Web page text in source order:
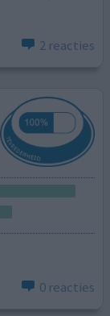
2 reacties
0 reacties